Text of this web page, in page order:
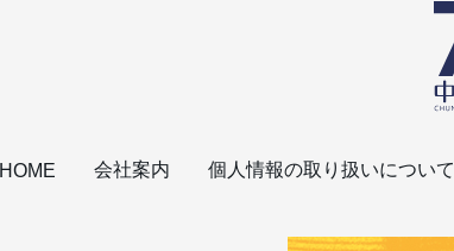
HOME 会社案内 個人情報の取り扱いについて